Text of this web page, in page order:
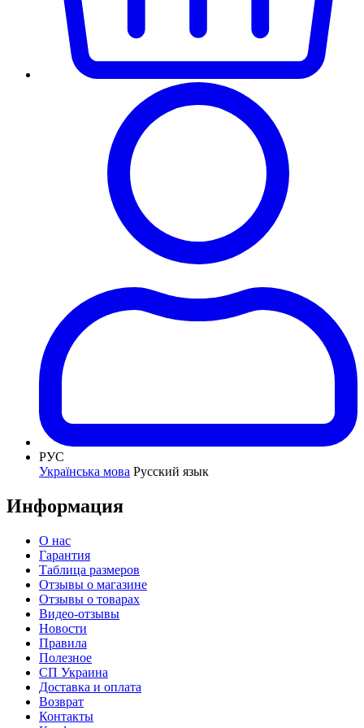
РУС
Українська мова Русский язык
Информация
О нас
Гарантия
Таблица размеров
Отзывы о магазине
Отзывы о товарах
Видео-отзывы
Новости
Правила
Полезное
СП Украина
Доставка и оплата
Возврат
Контакты